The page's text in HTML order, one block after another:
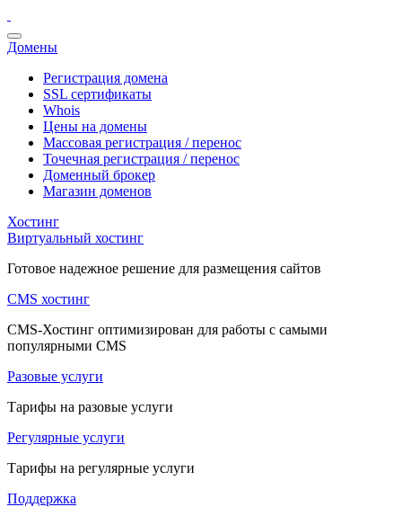
Домены
Регистрация домена
SSL сертификаты
Whois
Цены на домены
Массовая регистрация / перенос
Точечная регистрация / перенос
Доменный брокер
Магазин доменов
Хостинг
Виртуальный хостинг
Готовое надежное решение для размещения сайтов
CMS хостинг
CMS-Хостинг оптимизирован для работы с самыми
популярными CMS
Разовые услуги
Тарифы на разовые услуги
Регулярные услуги
Тарифы на регулярные услуги
Поддержка